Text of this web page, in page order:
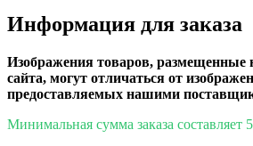
Информация для заказа
Изображения товаров, размещенные
сайта, могут отличаться от
предоставляемых нашими
Минимальная сумма заказа составляет